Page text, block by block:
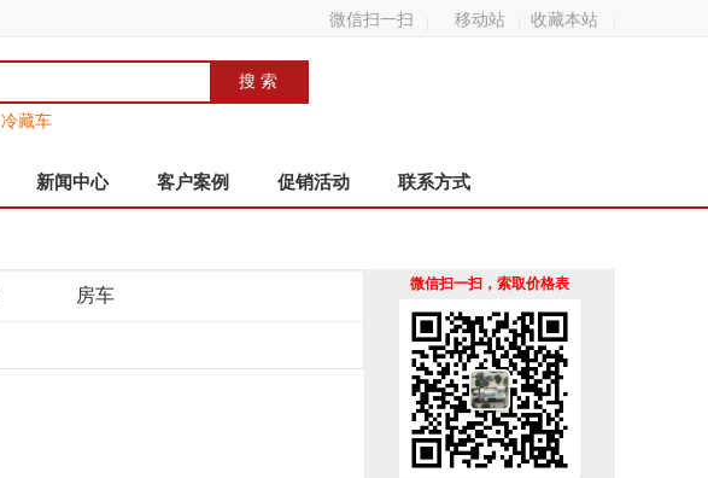
微信扫一扫 移动站 收藏本站
冷藏车
新闻中心 客户案例 促销活动 联系方式
房车
微信扫一扫，索取价格表